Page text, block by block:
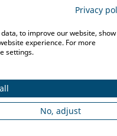
zijn geschikt voor het
en saladieres. Ze zijn
een bijpassend deksel om
Privacy
to improve our website, show
experience. For more
settings.
No, adjust